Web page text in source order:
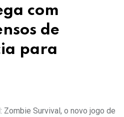
com
de
para
Survival, o novo jogo de